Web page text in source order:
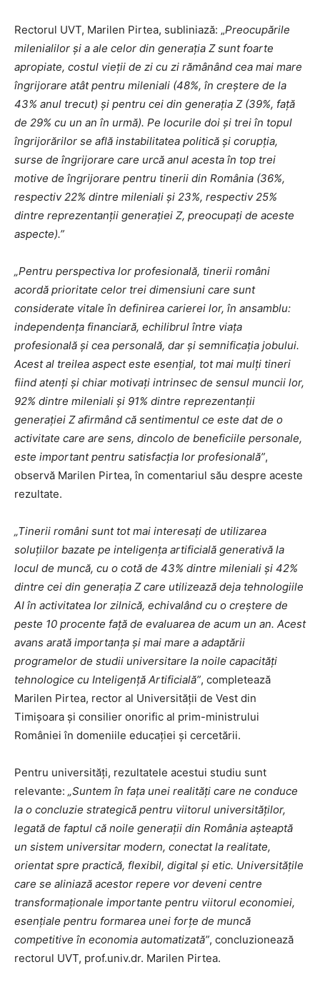
Rectorul UVT, Marilen Pirtea, subliniază: „Preocupările
milenialilor și a ale celor din generația Z sunt foarte
apropiate, costul vieții de zi cu zi rămânând cea mai mare
îngrijorare atât pentru mileniali (48%, în creștere de la
43% anul trecut) și pentru cei din generația Z (39%, față
de 29% cu un an în urmă). Pe locurile doi și trei în topul
îngrijorărilor se află instabilitatea politică și corupția,
surse de îngrijorare care urcă anul acesta în top trei
motive de îngrijorare pentru tinerii din România (36%,
respectiv 22% dintre mileniali și 23%, respectiv 25%
dintre reprezentanții generației Z, preocupați de aceste
aspecte).”
„Pentru perspectiva lor profesională, tinerii români
acordă prioritate celor trei dimensiuni care sunt
considerate vitale în definirea carierei lor, în ansamblu:
independența financiară, echilibrul între viața
profesională și cea personală, dar și semnificația jobului.
Acest al treilea aspect este esențial, tot mai mulți tineri
fiind atenți și chiar motivați intrinsec de sensul muncii lor,
92% dintre mileniali și 91% dintre reprezentanții
generației Z afirmând că sentimentul ce este dat de o
activitate care are sens, dincolo de beneficiile personale,
este important pentru satisfacția lor profesională”,
observă Marilen Pirtea, în comentariul său despre aceste
rezultate.
„Tinerii români sunt tot mai interesați de utilizarea
soluțiilor bazate pe inteligența artificială generativă la
locul de muncă, cu o cotă de 43% dintre mileniali și 42%
dintre cei din generația Z care utilizează deja tehnologiile
AI în activitatea lor zilnică, echivalând cu o creștere de
peste 10 procente față de evaluarea de acum un an. Acest
avans arată importanța și mai mare a adaptării
programelor de studii universitare la noile capacități
tehnologice cu Inteligență Artificială”, completează
Marilen Pirtea, rector al Universității de Vest din
Timișoara și consilier onorific al prim-ministrului
României în domeniile educației și cercetării.
Pentru universități, rezultatele acestui studiu sunt
relevante: „Suntem în fața unei realități care ne conduce
la o concluzie strategică pentru viitorul universităților,
legată de faptul că noile generații din România așteaptă
un sistem universitar modern, conectat la realitate,
orientat spre practică, flexibil, digital și etic. Universitățile
care se aliniază acestor repere vor deveni centre
transformaționale importante pentru viitorul economiei,
esențiale pentru formarea unei forțe de muncă
competitive în economia automatizată”, concluzionează
rectorul UVT, prof.univ.dr. Marilen Pirtea.